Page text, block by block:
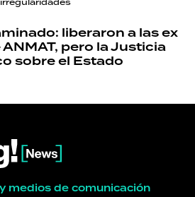
liberaron a las ex
pero la Justicia
sobre el Estado
medios de comunicación